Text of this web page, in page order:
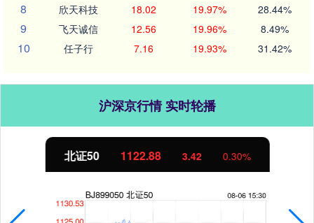
8 欣天科技 18.02 19.97% 28.44%
9 飞天诚信 12.56 19.96% 8.49%
10 任子行 7.16 19.93% 31.42%
沪深京行情 实时轮播
北证50 1122.88 3.42 0.30%